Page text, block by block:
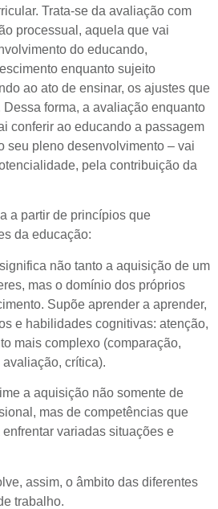
Trata-se da avaliação com
processual, aquela que vai
do educando,
enquanto sujeito
ao ato de ensinar, os ajustes que
forma, a avaliação enquanto
conferir ao educando a passagem
seu pleno desenvolvimento – vai
pela contribuição da
a partir de princípios que
da educação:
não tanto a aquisição de um
mas o domínio dos próprios
Supõe aprender a aprender,
e habilidades cognitivas: atenção,
mais complexo (comparação,
crítica).
a aquisição não somente de
mas de competências que
variadas situações e
assim, o âmbito das diferentes
trabalho.